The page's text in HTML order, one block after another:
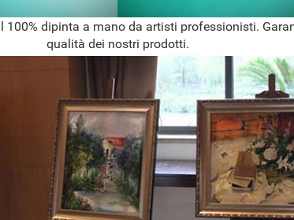
100% dipinta a mano da artisti professionisti.
qualità dei nostri prodotti.